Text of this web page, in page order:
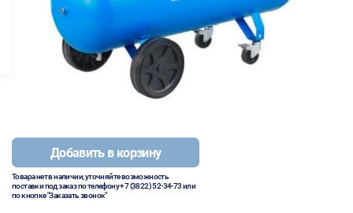
Добавить в корзину
Товара нет в наличии, уточняйте возможность
поставки под заказ по телефону+7 (3822) 52-34-73или
по кнопке "Заказать звонок"